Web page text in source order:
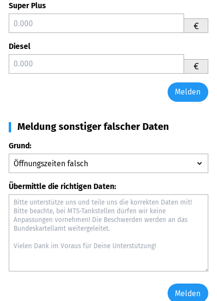
Super Plus
€
Diesel
€
Melden
Meldung sonstiger falscher Daten
Grund:
Übermittle die richtigen Daten:
Melden